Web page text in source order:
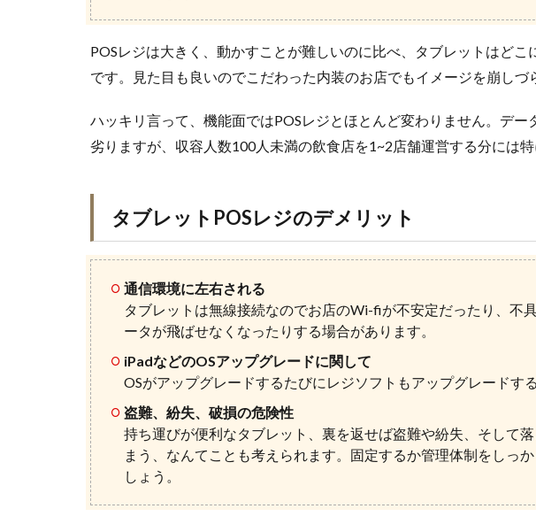
POSレジは大きく、動かすことが難しいのに比べ、タブレットはどこ
です。見た目も良いのでこだわった内装のお店でもイメージを崩しづ
ハッキリ言って、機能面ではPOSレジとほとんど変わりません。デ
劣りますが、収容人数100人未満の飲食店を1~2店舗運営する分には特
タブレットPOSレジのデメリット
通信環境に左右される
タブレットは無線接続なのでお店のWi-fiが不安定だったり、不
ータが飛ばせなくなったりする場合があります。
iPadなどのOSアップグレードに関して
OSがアップグレードするたびにレジソフトもアップグレードす
盗難、紛失、破損の危険性
持ち運びが便利なタブレット、裏を返せば盗難や紛失、そして
まう、なんてことも考えられます。固定するか管理体制をしっ
しょう。